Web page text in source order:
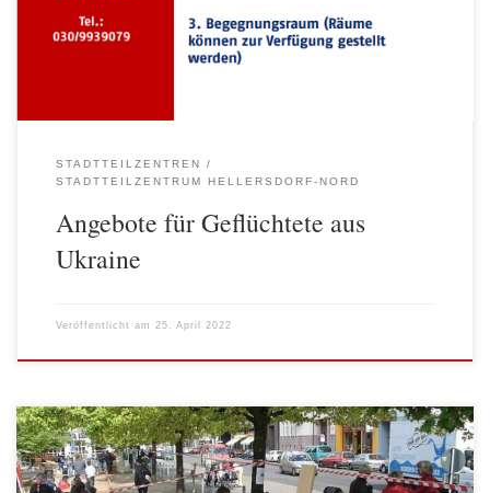
werden, um Dokumente zu sichten und zu drucken und steht für
Recherche im Internet zur Verfügung. Der Stadtteiltreff bietet […]
STADTTEILZENTREN
STADTTEILZENTRUM HELLERSDORF-NORD
Angebote für Geflüchtete aus
Ukraine
Veröffentlicht am 25. April 2022
Sperrmülltage sind eine gute Gelegenheit, alte Handyladekabel,